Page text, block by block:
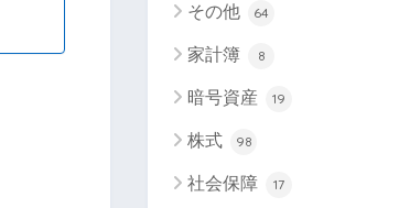
その他 64
家計簿 8
暗号資産 19
株式 98
社会保障 17